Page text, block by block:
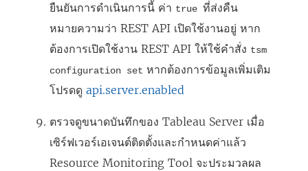
ยืนยันการดำเนินการนี้ ค่า true ที่ส่งคืน
หมายความว่า REST API เปิดใช้งานอยู่ หาก
ต้องการเปิดใช้งาน REST API ให้ใช้คำสั่ง tsm
configuration set หากต้องการข้อมูลเพิ่มเติม
โปรดดู api.server.enabled
ตรวจดูขนาดบันทึกของ Tableau Server เมื่อ
เซิร์ฟเวอร์เอเจนต์ติดตั้งและกำหนดค่าแล้ว
Resource Monitoring Tool จะประมวลผล